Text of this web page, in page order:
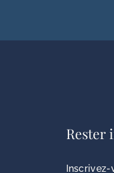
Rester
Inscrivez-